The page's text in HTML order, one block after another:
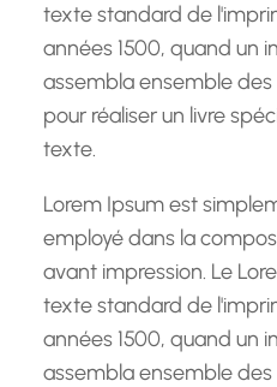
texte standard de
années 1500, quand un
assembla ensemble
pour réaliser un livre
texte.
Lorem Ipsum est
employé dans la
avant impression. Le
texte standard de
années 1500, quand un
assembla ensemble